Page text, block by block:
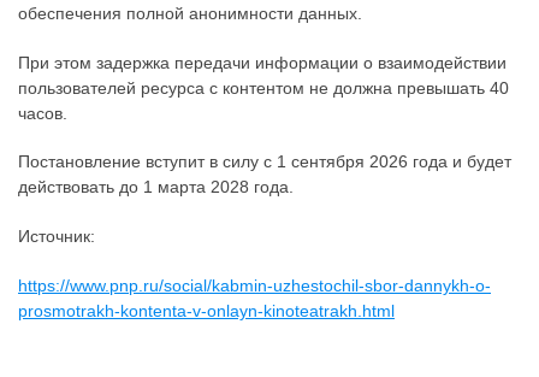
обеспечения полной анонимности данных.
При этом задержка передачи информации о взаимодействии
пользователей ресурса с контентом не должна превышать 40
часов.
Постановление вступит в силу с 1 сентября 2026 года и будет
действовать до 1 марта 2028 года.
Источник:
https://www.pnp.ru/social/kabmin-uzhestochil-sbor-dannykh-o-
prosmotrakh-kontenta-v-onlayn-kinoteatrakh.html